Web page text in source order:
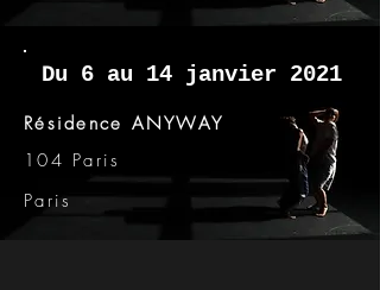
Du 6 au 14 janvier 2021
Résidence ANYWAY
104 Paris
Paris